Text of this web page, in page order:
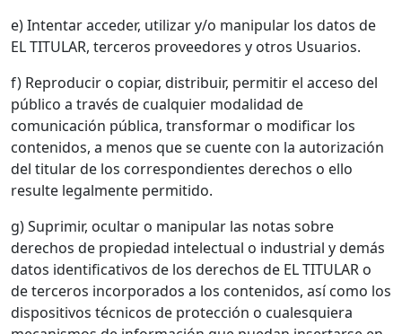
e) Intentar acceder, utilizar y/o manipular los datos de
EL TITULAR, terceros proveedores y otros Usuarios.
f) Reproducir o copiar, distribuir, permitir el acceso del
público a través de cualquier modalidad de
comunicación pública, transformar o modificar los
contenidos, a menos que se cuente con la autorización
del titular de los correspondientes derechos o ello
resulte legalmente permitido.
g) Suprimir, ocultar o manipular las notas sobre
derechos de propiedad intelectual o industrial y demás
datos identificativos de los derechos de EL TITULAR o
de terceros incorporados a los contenidos, así como los
dispositivos técnicos de protección o cualesquiera